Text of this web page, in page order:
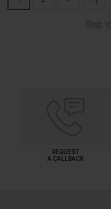
REQUEST
A CALLBACK